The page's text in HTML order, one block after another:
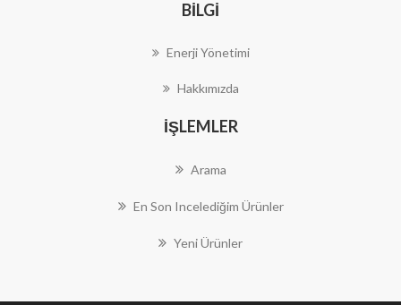
BILGI
Enerji Yönetimi
Hakkımızda
İŞLEMLER
Arama
En Son Incelediğim Ürünler
Yeni Ürünler